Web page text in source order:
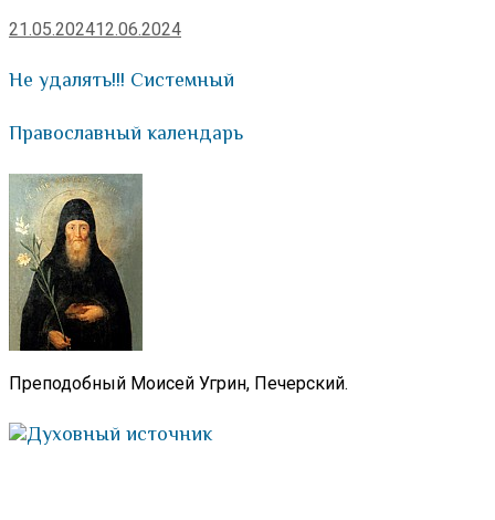
21.05.202412.06.2024
Не удалять!!! Системный
Православный календарь
Преподобный Моисей Угрин, Печерский.
Духовный источник